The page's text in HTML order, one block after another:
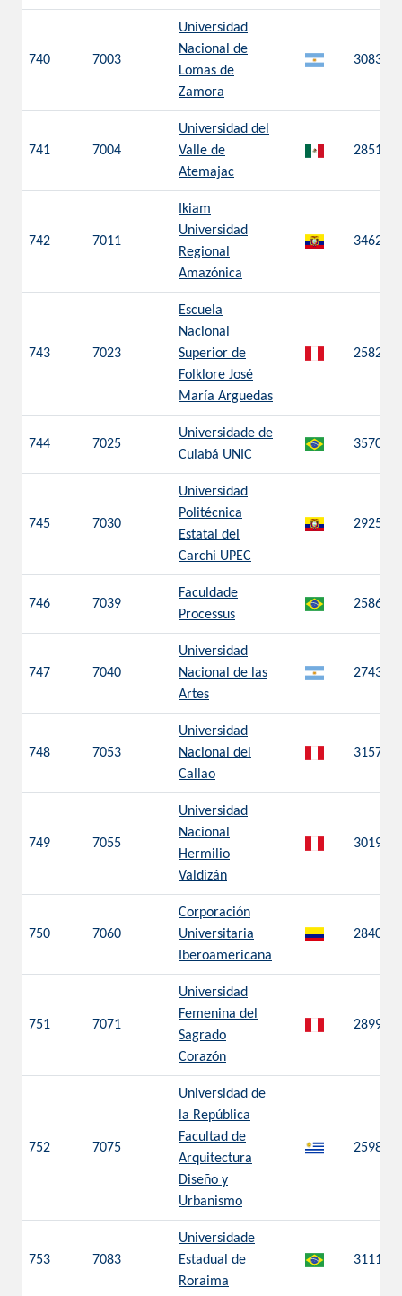
740 7003
Universidad
Nacional de
Lomas de
Zamora
3083
741 7004
Universidad del
Valle de
Atemajac
2851
742 7011
Ikiam
Universidad
Regional
Amazónica
3462
743 7023
Escuela
Nacional
Superior de
Folklore José
María Arguedas
2582
744 7025
Universidade de
Cuiabá UNIC
3570
745 7030
Universidad
Politécnica
Estatal del
Carchi UPEC
2925
746 7039
Faculdade
Processus
2586
747 7040
Universidad
Nacional de las
Artes
2743
748 7053
Universidad
Nacional del
Callao
3157
749 7055
Universidad
Nacional
Hermilio
Valdizán
3019
750 7060
Corporación
Universitaria
Iberoamericana
2840
751 7071
Universidad
Femenina del
Sagrado
Corazón
2899
752 7075
Universidad de
la República
Facultad de
Arquitectura
Diseño y
Urbanismo
2598
753 7083
Universidade
Estadual de
Roraima
3111